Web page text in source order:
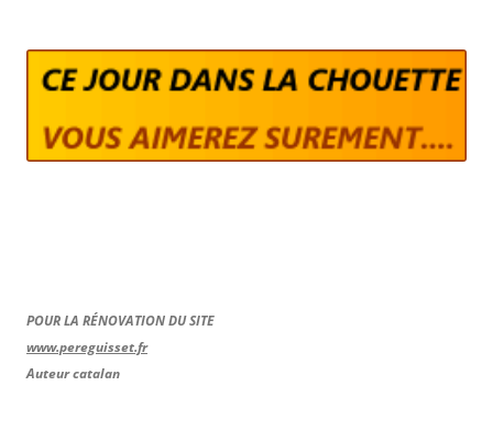
POUR LA RÉNOVATION DU SITE
www.pereguisset.fr
Auteur catalan